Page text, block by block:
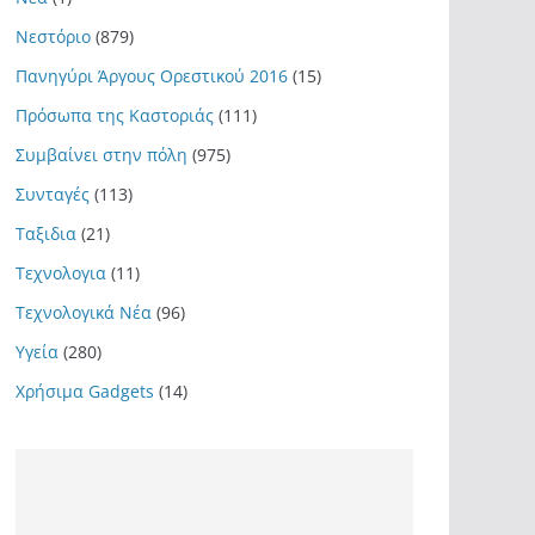
Νεστόριο (879)
Πανηγύρι Άργους Ορεστικού 2016 (15)
Πρόσωπα της Καστοριάς (111)
Συμβαίνει στην πόλη (975)
Συνταγές (113)
Ταξιδια (21)
Τεχνολογια (11)
Τεχνολογικά Νέα (96)
Υγεία (280)
Χρήσιμα Gadgets (14)